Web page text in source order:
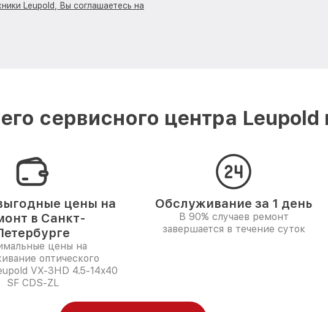
Leupold, Вы соглашаетесь на
сервисного центра Leupold
цены на
в Санкт-
цены на
оптического
VX-3HD 4.5-14x40
SF CDS-ZL
Обслуживание за 1 день
В 90% случаев ремонт
завершается в течение суток